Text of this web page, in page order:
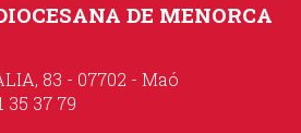
DE MENORCA
83 - 07702 - Maó
35 37 79